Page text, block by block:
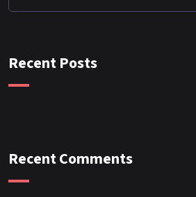
Recent Posts
Recent Comments